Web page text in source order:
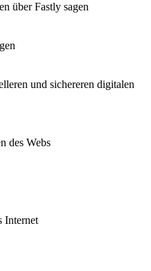
über Fastly sagen
und sichereren digitalen
des Webs
Internet